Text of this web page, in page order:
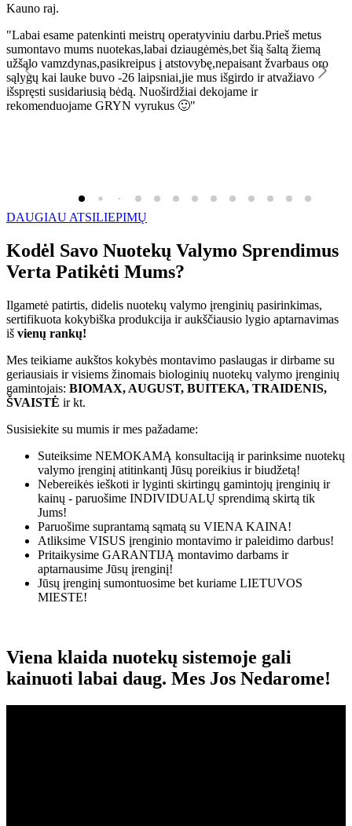
Kauno raj.
"Labai esame patenkinti meistrų operatyviniu darbu.Prieš metus
sumontavo mums nuotekas,labai dziaugėmės,bet šią šaltą žiemą
užšąlo vamzdynas,pasikreipus į atstovybę,nepaisant žvarbaus oro
sąlygų kai lauke buvo -26 laipsniai,jie mus išgirdo ir atvažiavo
išspręsti susidariusią bėdą. Nuoširdžiai dekojame ir
rekomenduojame GRYN vyrukus 🙂"
DAUGIAU ATSILIEPIMŲ
Kodėl Savo Nuotekų Valymo Sprendimus
Verta Patikėti Mums?
Ilgametė patirtis, didelis nuotekų valymo įrenginių pasirinkimas,
sertifikuota kokybiška produkcija ir aukščiausio lygio aptarnavimas
iš vienų rankų!
Mes teikiame aukštos kokybės montavimo paslaugas ir dirbame su
geriausiais ir visiems žinomais biologinių nuotekų valymo įrenginių
gamintojais: BIOMAX, AUGUST, BUITEKA, TRAIDENIS,
ŠVAISTĖ ir kt.
Susisiekite su mumis ir mes pažadame:
Suteiksime NEMOKAMĄ konsultaciją ir parinksime nuotekų
valymo įrenginį atitinkantį Jūsų poreikius ir biudžetą!
Nebereikės ieškoti ir lyginti skirtingų gamintojų įrenginių ir
kainų - paruošime INDIVIDUALŲ sprendimą skirtą tik
Jums!
Paruošime suprantamą sąmatą su VIENA KAINA!
Atliksime VISUS įrenginio montavimo ir paleidimo darbus!
Pritaikysime GARANTIJĄ montavimo darbams ir
aptarnausime Jūsų įrenginį!
Jūsų įrenginį sumontuosime bet kuriame LIETUVOS
MIESTE!
Viena klaida nuotekų sistemoje gali
kainuoti labai daug. Mes Jos Nedarome!